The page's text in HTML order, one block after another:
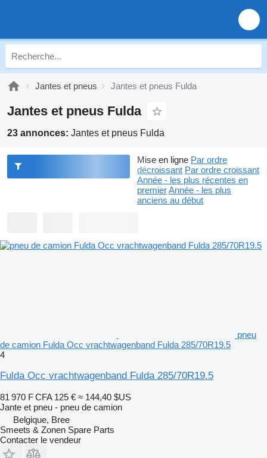
Jantes et pneus Jantes et pneus Fulda
Jantes et pneus Fulda
23 annonces: Jantes et pneus Fulda
Mise en ligne Par ordre
décroissant Par ordre croissant
Année - les plus récentes en
premierAnnée - les plus
anciens au début
pneu
de camion Fulda Occ vrachtwagenband Fulda 285/70R19.5
4
Fulda Occ vrachtwagenband Fulda 285/70R19.5
81 970 F CFA 125 € ≈ 144,40 $US
Jante et pneu - pneu de camion
Belgique, Bree
Smeets & Zonen Spare Parts
Contacter le vendeur